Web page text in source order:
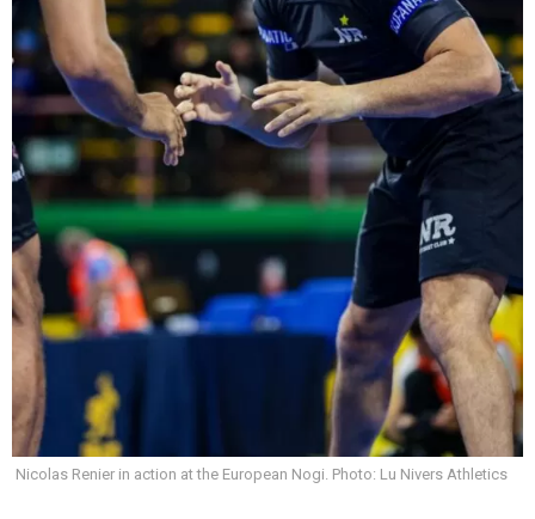
Nicolas Renier in action at the European Nogi. Photo: Lu Nivers Athletics